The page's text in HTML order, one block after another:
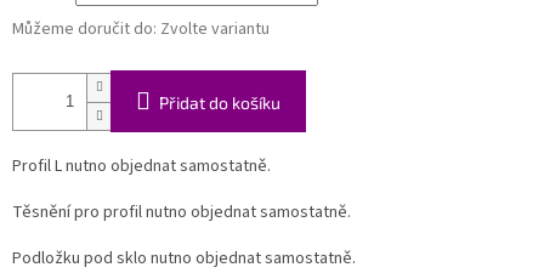
Můžeme doručit do: Zvolte variantu
Přidat do košíku
Profil L nutno objednat samostatně.
Těsnění pro profil nutno objednat samostatně.
Podložku pod sklo nutno objednat samostatně.